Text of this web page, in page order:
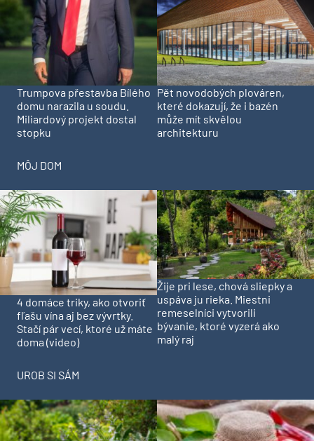
Trumpova přestavba Bílého
domu narazila u soudu.
Miliardový projekt dostal
stopku
Pět novodobých plováren,
které dokazují, že i bazén
může mít skvělou
architekturu
MÔJ DOM
4 domáce triky, ako otvoriť
fľašu vína aj bez vývrtky.
Stačí pár vecí, ktoré už máte
doma (video)
Žije pri lese, chová sliepky a
uspáva ju rieka. Miestni
remeselníci vytvorili
bývanie, ktoré vyzerá ako
malý raj
UROB SI SÁM